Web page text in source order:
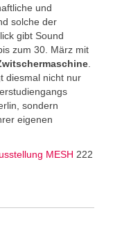
und
solche der
gibt Sound
zum 30. März mit
diesmal nicht nur
sondern
eigenen
MESH 222